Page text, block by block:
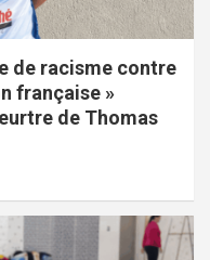
de racisme contre
française »
de Thomas